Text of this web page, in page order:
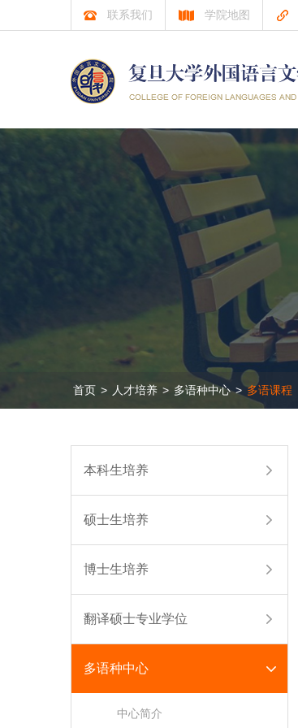
联系我们 学院地图
首页 > 人才培养 > 多语种中心 > 多语课程
本科生培养
硕士生培养
博士生培养
翻译硕士专业学位
多语种中心
中心简介